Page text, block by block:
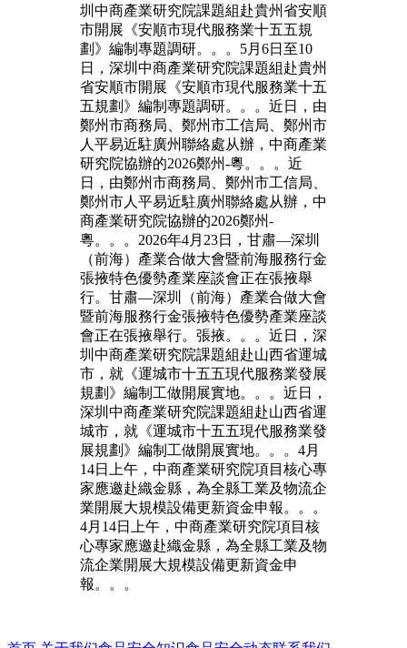
圳中商產業研究院課題組赴貴州省安順
市開展《安順市現代服務業十五五規
劃》編制專題調研。。。5月6日至10
日，深圳中商產業研究院課題組赴貴州
省安順市開展《安順市現代服務業十五
五規劃》編制專題調研。。。近日，由
鄭州市商務局、鄭州市工信局、鄭州市
人平易近駐廣州聯絡處从辦，中商產業
研究院協辦的2026鄭州-粵。。。近
日，由鄭州市商務局、鄭州市工信局、
鄭州市人平易近駐廣州聯絡處从辦，中
商產業研究院協辦的2026鄭州-
粵。。。2026年4月23日，甘肅—深圳
（前海）產業合做大會暨前海服務行金
張掖特色優勢產業座談會正在張掖舉
行。甘肅—深圳（前海）產業合做大會
暨前海服務行金張掖特色優勢產業座談
會正在張掖舉行。張掖。。。近日，深
圳中商產業研究院課題組赴山西省運城
市，就《運城市十五五現代服務業發展
規劃》編制工做開展實地。。。近日，
深圳中商產業研究院課題組赴山西省運
城市，就《運城市十五五現代服務業發
展規劃》編制工做開展實地。。。4月
14日上午，中商產業研究院項目核心專
家應邀赴織金縣，為全縣工業及物流企
業開展大規模設備更新資金申報。。。
4月14日上午，中商產業研究院項目核
心專家應邀赴織金縣，為全縣工業及物
流企業開展大規模設備更新資金申
報。。。